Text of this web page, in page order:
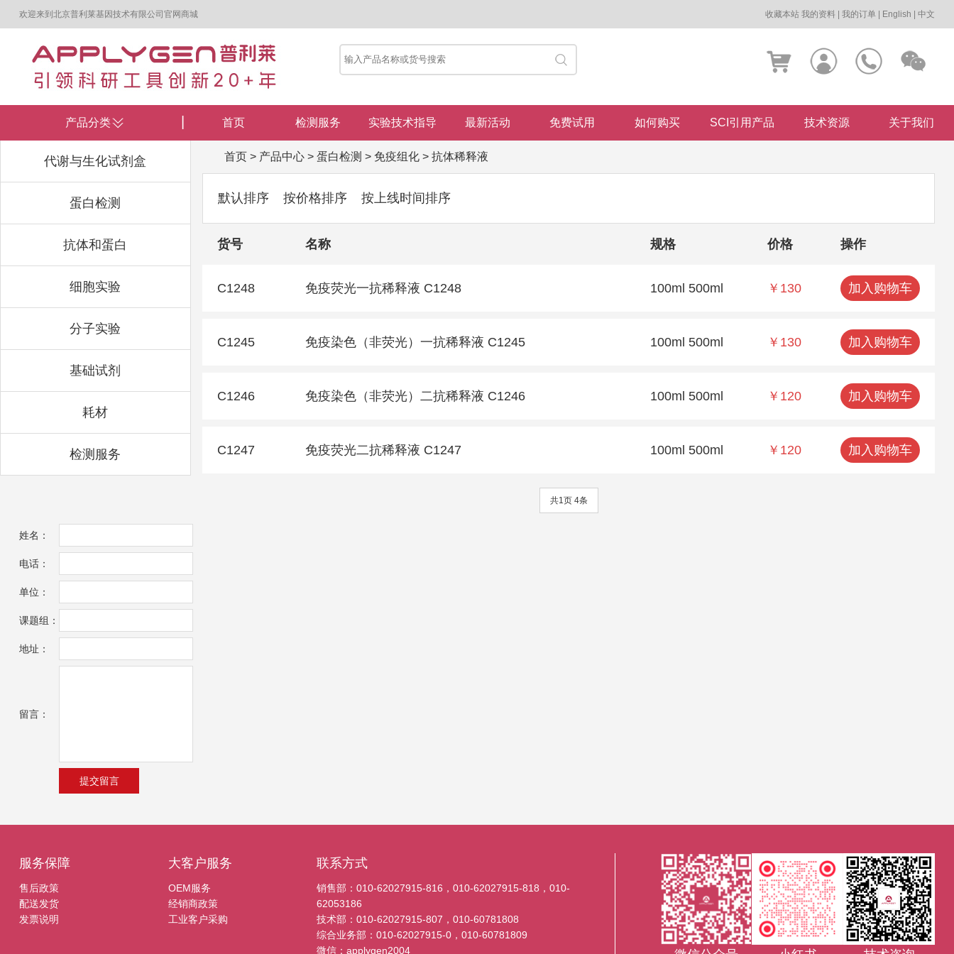
欢迎来到北京普利莱基因技术有限公司官网商城 收藏本站 我的资料 |我的订单 English |中文
产品分类
代谢与生化试剂盒
蛋白检测
抗体和蛋白
细胞实验
分子实验
基础试剂
耗材
检测服务
首页 检测服务 实验技术指导 最新活动 免费试用 如何购买 SCI引用产品 技术资源 关于我们
首页> 产品中心> 蛋白检测 > 免疫组化> 抗体稀释液
默认排序 按价格排序 按上线时间排序
货号 名称 规格 价格 操作
C1248 免疫荧光一抗稀释液 C1248 100ml 500ml ￥130 加入购物车
C1245 免疫染色（非荧光）一抗稀释液 C1245 100ml 500ml ￥130 加入购物车
C1246 免疫染色（非荧光）二抗稀释液 C1246 100ml 500ml ￥120 加入购物车
C1247 免疫荧光二抗稀释液 C1247 100ml 500ml ￥120 加入购物车
共1页 4条
姓名：
电话：
单位：
课题组：
地址：
留言：
服务保障
售后政策
配送发货
发票说明
大客户服务
OEM服务
经销商政策
工业客户采购
联系方式
销售部：010-62027915-816，010-62027915-818，010-
62053186
技术部：010-62027915-807，010-60781808
综合业务部：010-62027915-0，010-60781809
微信：applygen2004